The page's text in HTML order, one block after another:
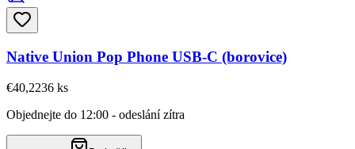
Native Union Pop Phone USB-C (borovice)
€40,2236 ks
Objednejte do 12:00 - odeslání zítra